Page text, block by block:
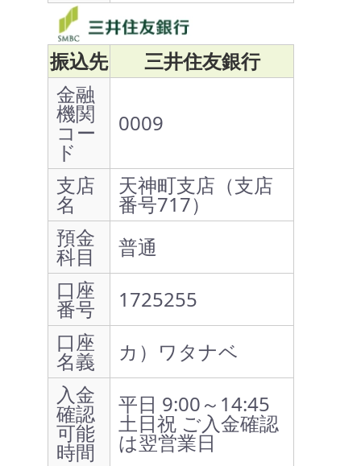
振込先
三井住友銀行
金融
機関
コー
ド
0009
支店
名
天神町支店（支店
番号717）
預金
科目
普通
口座
番号
1725255
口座
名義
カ）ワタナベ
入金
確認
可能
時間
平日 9:00～14:45
土日祝 ご入金確認
は翌営業日